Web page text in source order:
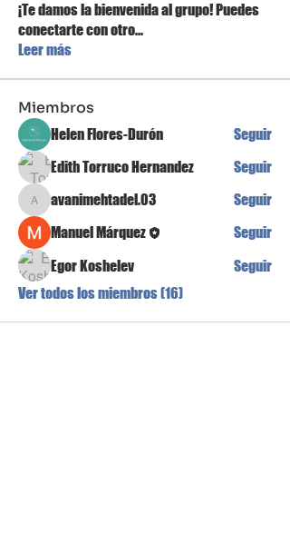
¡Te damos la bienvenida al grupo! Puedes
conectarte con otro...
Leer más
Miembros
Helen Flores-Durón
Seguir
Edith Torruco Hernandez
Seguir
avanimehtadel.03
avanimehtadel.03
Seguir
Manuel Márquez
Seguir
Egor Koshelev
Seguir
Ver todos los miembros (16)